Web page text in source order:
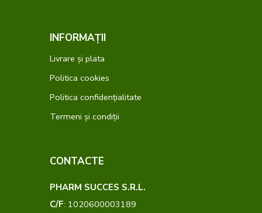
INFORMAȚII
Livrare și plata
Politica cookies
Politica confidențialitate
Termeni și condiții
CONTACTE
PHARM SUCCES S.R.L.
C/F: 1020600003189